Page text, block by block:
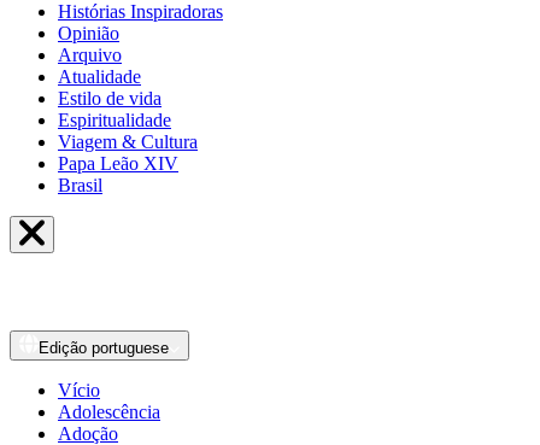
Histórias Inspiradoras
Opinião
Arquivo
Atualidade
Estilo de vida
Espiritualidade
Viagem & Cultura
Papa Leão XIV
Brasil
Edição portuguese
Vício
Adolescência
Adoção